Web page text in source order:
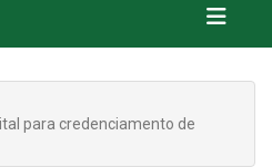
para credenciamento de